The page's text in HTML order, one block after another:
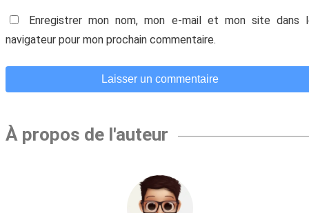
Enregistrer mon nom, mon e-mail et mon site dans
navigateur pour mon prochain commentaire.
À propos de l'auteur
moment.